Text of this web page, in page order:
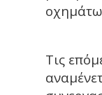
Τις